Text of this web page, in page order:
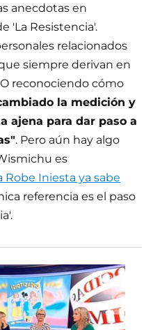
anecdotas en
'La Resistencia'.
relacionados
siempre derivan en
reconociendo cómo
la medición y
ajena para dar paso a
. Pero aún hay algo
es
Robe Iniesta ya sabe
referencia es el paso